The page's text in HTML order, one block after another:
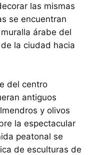
las mismas
se encuentran
árabe del
la ciudad hacia
del centro
antiguos
y olivos
la espectacular
peatonal se
de esculturas de